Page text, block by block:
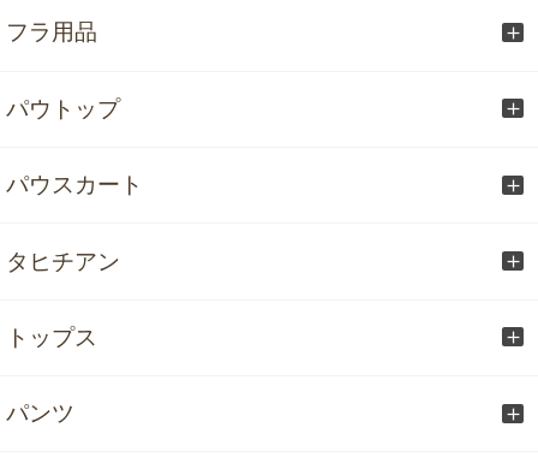
フラ用品
パウトップ
パウスカート
タヒチアン
トップス
パンツ